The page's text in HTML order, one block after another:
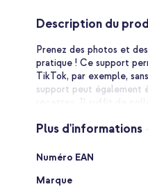
au
début
de
Galerie
d’images
Description du
Prenez des photos et
pratique ! Ce support
TikTok, par exemple,
support peut également
recettes. Il suffit de
ventouses puissantes
ce qui vous permet de
Plus d'informations
Plus
Numéro EAN
Marque